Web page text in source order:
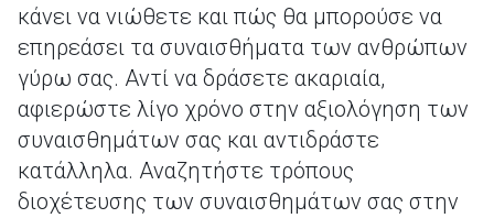
κάνει να νιώθετε και πώς θα μπορούσε να
επηρεάσει τα συναισθήματα των ανθρώπων
γύρω σας. Αντί να δράσετε ακαριαία,
αφιερώστε λίγο χρόνο στην αξιολόγηση των
συναισθημάτων σας και αντιδράστε
κατάλληλα. Αναζητήστε τρόπους
διοχέτευσης των συναισθημάτων σας στην